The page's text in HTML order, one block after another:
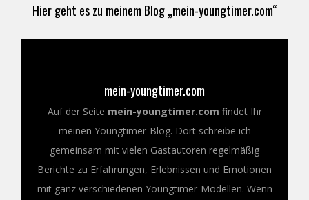
Hier geht es zu meinem Blog „mein-youngtimer.com“
mein-youngtimer.com
Auf der Seite mein-youngtimer.com findet Ihr
meinen Youngtimer-Blog. Dort schreibe ich
gemeinsam mit vielen Gastautoren regelmäßig
Berichte zu Erfahrungen, Erlebnissen und Emotionen
mit ganz verschiedenen Youngtimer-Modellen. Wenn